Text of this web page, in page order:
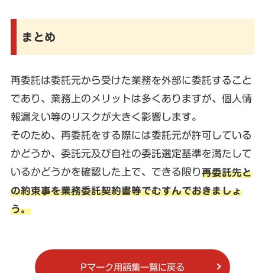
まとめ
再委託は委託元から受けた業務を外部に委託すること
であり、業務上のメリットは多くありますが、個人情
報漏えい等のリスクが大きく影響します。
そのため、再委託をする際には委託元が許可している
かどうか、委託元及び自社の委託選定基準を満たして
いるかどうかを確認した上で、できる限り再委託先と
の約束事を業務委託契約書等でむすんでおきましょ
う。
Pマーク用語集一覧に戻る